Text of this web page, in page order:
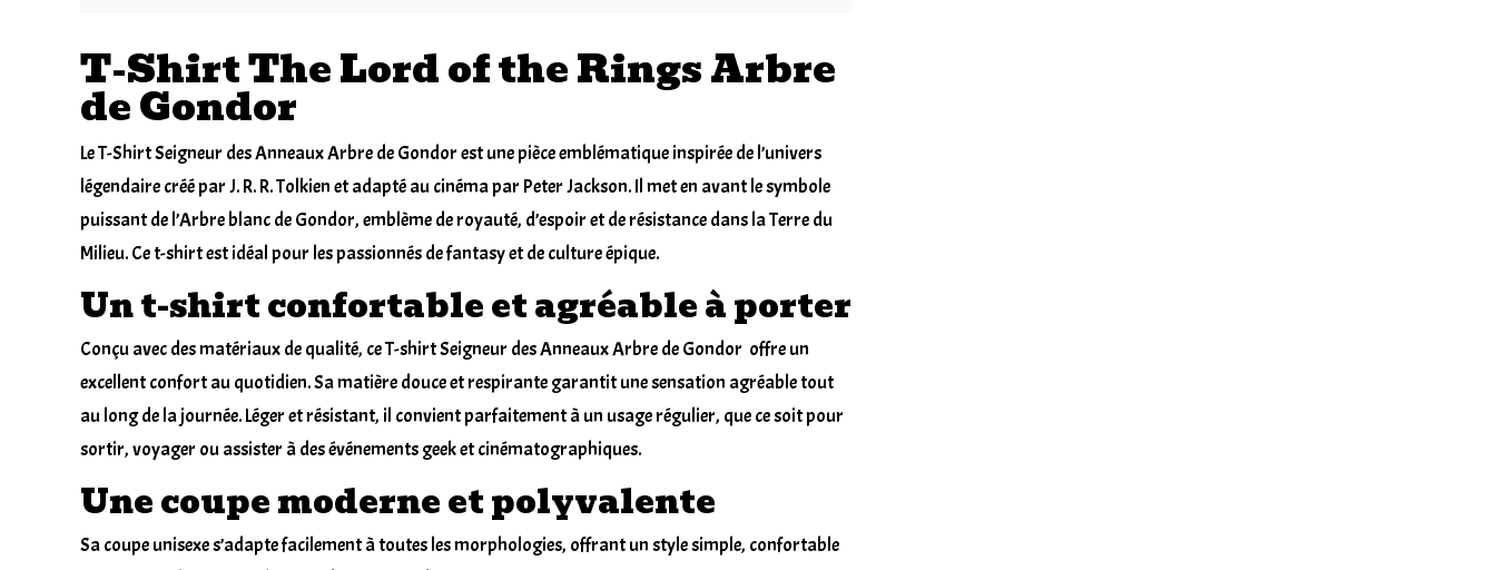
T-Shirt The Lord of the Rings Arbre
de Gondor
LeT-ShirtSeigneur des Anneaux Arbre de Gondor est une pièce emblématique inspirée de l’univers
légendaire créé par J. R. R. Tolkien et adapté au cinéma par Peter Jackson. Il met en avant le symbole
puissant de l’Arbre blanc de Gondor, emblème de royauté, d’espoir et de résistance dans la Terre du
Milieu. Ce t-shirt est idéal pour les passionnés de fantasy et de culture épique.
Un t-shirt confortable et agréable à porter
Conçu avec des matériaux de qualité, ce T-shirt Seigneur des Anneaux Arbre de Gondor offre un
excellent confort au quotidien. Sa matière douce et respirante garantit une sensation agréable tout
au long de la journée. Léger et résistant, il convient parfaitement à un usage régulier, que ce soit pour
sortir, voyager ou assister à des événements geek et cinématographiques.
Une coupe moderne et polyvalente
Sa coupe unisexe s’adapte facilement à toutes les morphologies, offrant un style simple, confortable